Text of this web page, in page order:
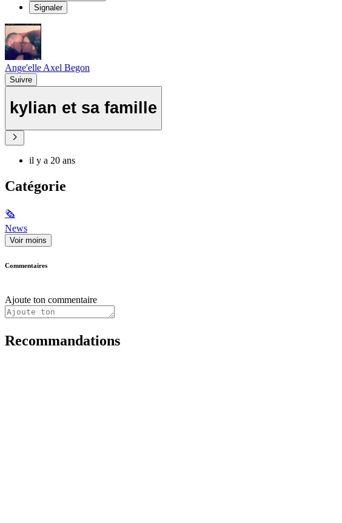
Signaler
Ange'elle Axel Begon
Suivre
kylian et sa famille
il y a 20 ans
Catégorie
🗞
News
Voir moins
Commentaires
Ajoute ton commentaire
Recommandations